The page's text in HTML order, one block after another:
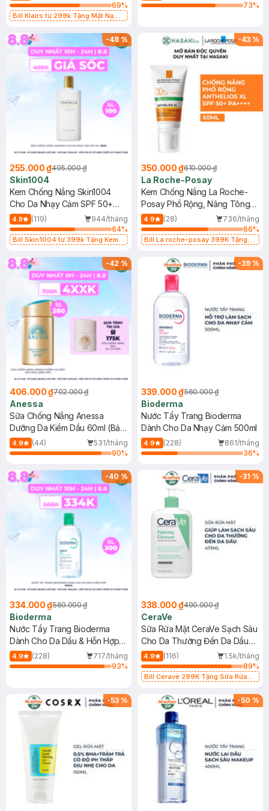
69%
Bill Klairs từ 299k Tặng Mặt Nạ
25ml (SL Có Hạn)
73%
-48%
255.000 ₫495.000 ₫
Skin1004
Kem Chống Nắng Skin1004
Cho Da Nhạy Cảm SPF 50+
50ml
4.8 (119)
944/tháng
64%
Bill Skin1004 từ 399k Tặng Kem
SPF 50+ 20ml (SL Có Hạn)
-43 %
350.000 ₫610.000 ₫
La Roche-Posay
Kem Chống Nắng La Roche-
Posay Phổ Rộng, Nâng Tông
Kiềm Dầu 50ml
4.9 (28)
736/tháng
66%
Bill La roche-posay 399K Tặng
(SL có hạn)
-42%
406.000 ₫702.000 ₫
Anessa
Sữa Chống Nắng Anessa
Dưỡng Da Kiềm Dầu 60ml (Bản
Mới)
4.9 (44)
531/tháng
90%
-39 %
339.000 ₫560.000 ₫
Bioderma
Nước Tẩy Trang Bioderma
Dành Cho Da Nhạy Cảm 500ml
4.9 (228)
861/tháng
36%
-40%
334.000 ₫560.000 ₫
Bioderma
Nước Tẩy Trang Bioderma
Dành Cho Da Dầu & Hỗn Hợp
500ml
4.9 (228)
717/tháng
93%
-31 %
338.000 ₫490.000 ₫
CeraVe
Sữa Rửa Mặt CeraVe Sạch Sâu
Cho Da Thường Đến Da Dầu
473ml
4.9 (116)
1.5k/tháng
89%
Bill Cerave 299K Tặng Sữa Rửa
-53 % -50 %